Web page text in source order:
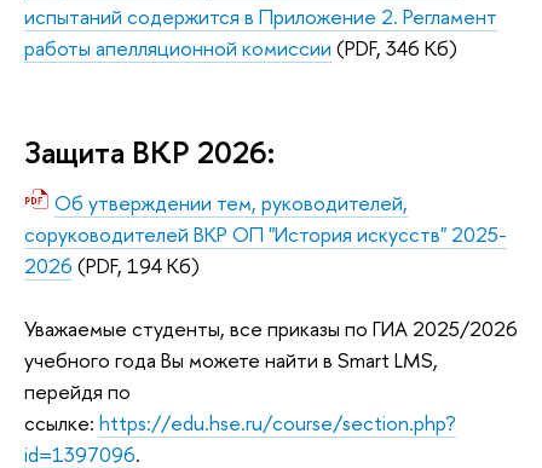
испытаний содержится в Приложение 2. Регламент
работы апелляционной комиссии (PDF, 346 Кб)
Защита ВКР 2026:
Об утверждении тем, руководителей,
соруководителей ВКР ОП "История искусств" 2025-
2026 (PDF, 194 Кб)
Уважаемые студенты, все приказы по ГИА 2025/2026
учебного года Вы можете найти в Smart LMS,
перейдя по
ссылке: https://edu.hse.ru/course/section.php?
id=1397096.